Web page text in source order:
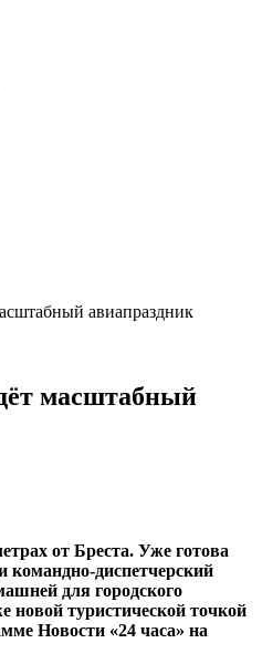
авиапраздник
масштабный
от Бреста. Уже готова
командно-диспетчерский
для городского
туристической точкой
Новости «24 часа» на